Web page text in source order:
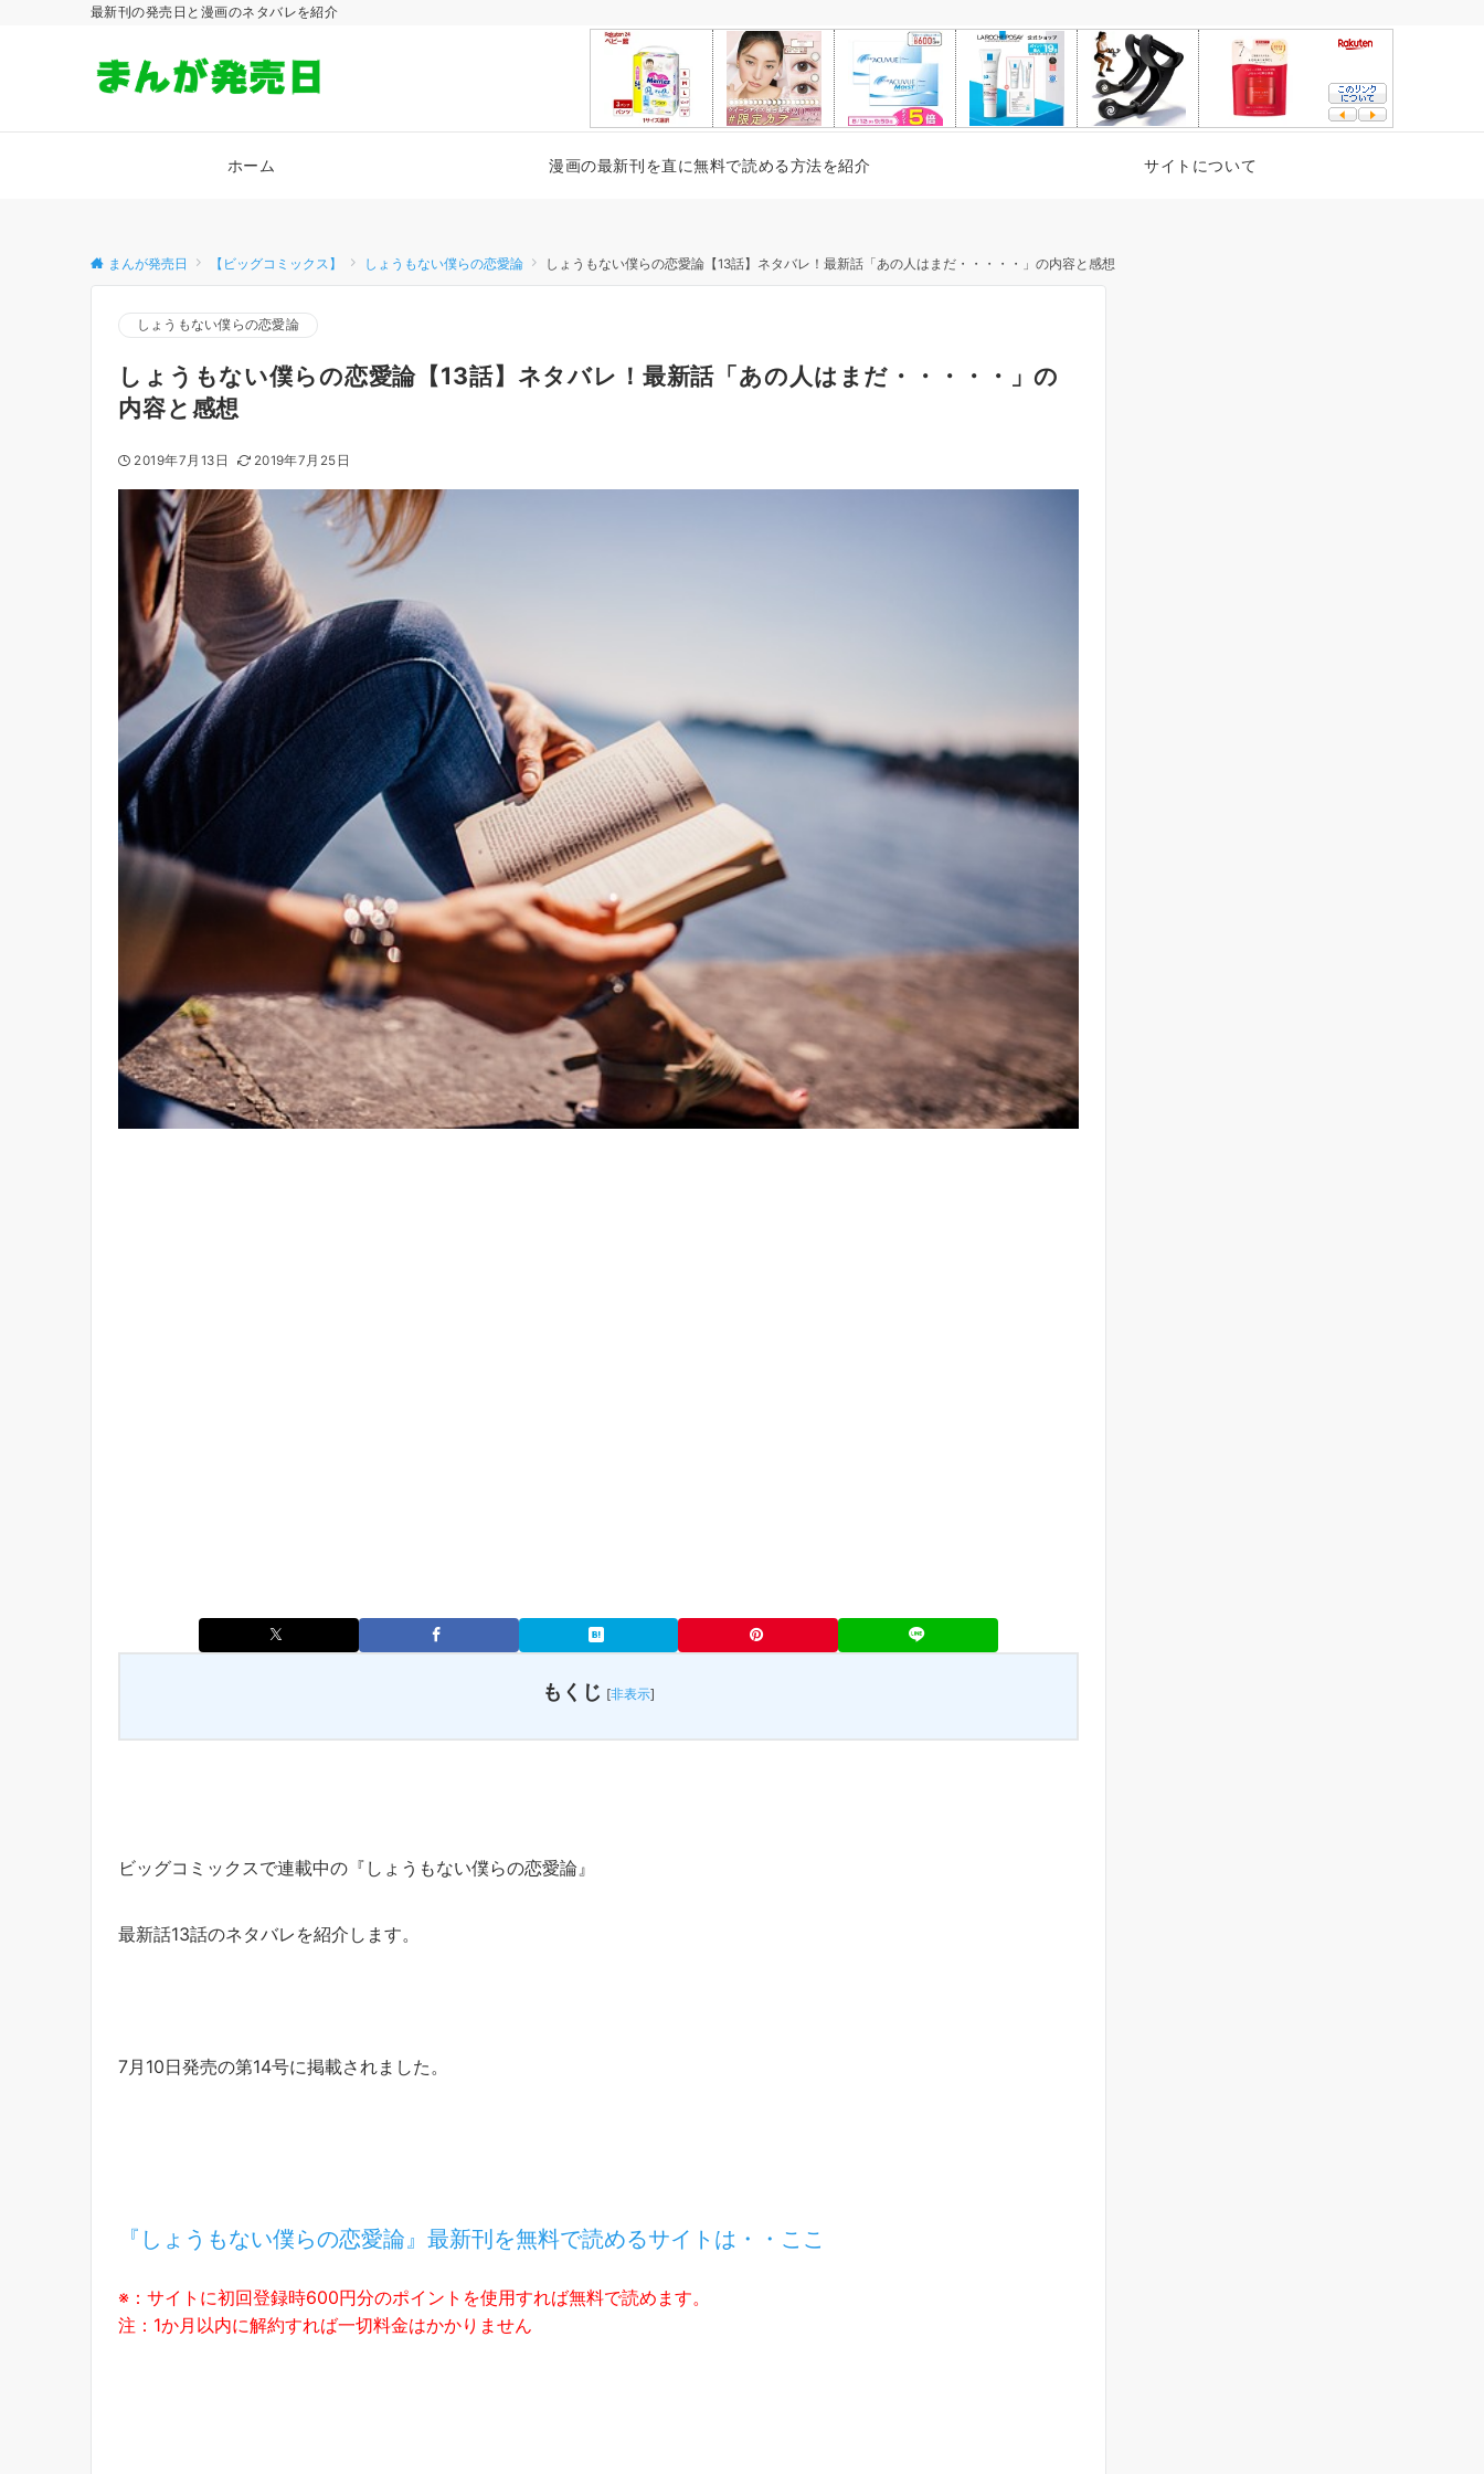
最新刊の発売日と漫画のネタバレを紹介
ホーム 漫画の最新刊を直に無料で読める方法を紹介 サイトについて
まんが発売日 【ビッグコミックス】 しょうもない僕らの恋愛論 しょうもない僕らの恋愛論【13話】ネタバレ！最新話「あの人はまだ・・・・・」の内容と感想
しょうもない僕らの恋愛論
しょうもない僕らの恋愛論【13話】ネタバレ！最新話「あの人はまだ・・・・・」の
内容と感想
2019年7月13日 2019年7月25日
もくじ [非表示]
ビッグコミックスで連載中の『しょうもない僕らの恋愛論』
最新話13話のネタバレを紹介します。
7月10日発売の第14号に掲載されました。
『しょうもない僕らの恋愛論』最新刊を無料で読めるサイトは・・ここ
※：サイトに初回登録時600円分のポイントを使用すれば無料で読めます。
注：1か月以内に解約すれば一切料金はかかりません